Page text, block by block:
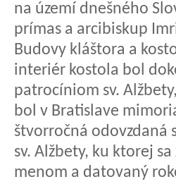
na území dnešného
prímas a arcibiskup
Budovy kláštora a
interiér kostola bol
patrocíniom sv.
bol v Bratislave
štvorročná odovzdaná
sv. Alžbety, ku ktorej
menom a datovaný